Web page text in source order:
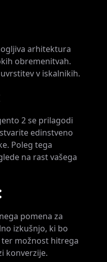
arhitektura
obremenitvah.
v iskalnikih.
2 se prilagodi
edinstveno
Poleg tega
na rast vašega
pomena za
izkušnjo, ki bo
ter možnost hitrega
konverzije.